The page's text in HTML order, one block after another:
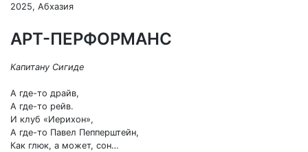
2025, Абхазия
АРТ-ПЕРФОРМАНС
Капитану Сигиде
А где-то драйв,
А где-то рейв.
И клуб «Иерихон»,
А где-то Павел Пепперштейн,
Как глюк, а может, сон…